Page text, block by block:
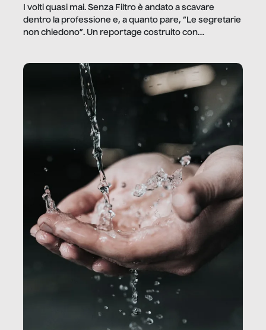
I volti quasi mai. Senza Filtro è andato a scavare
dentro la professione e, a quanto pare, “Le segretarie
non chiedono”. Un reportage costruito con